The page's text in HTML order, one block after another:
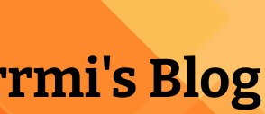
Blog